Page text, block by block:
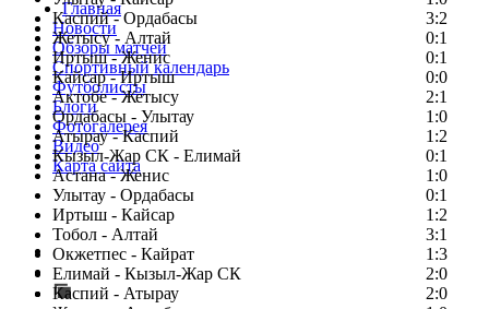
Каспий - Ордабасы
3:2
Жетысу - Алтай
0:1
Иртыш - Женис
0:1
Кайсар - Иртыш
0:0
Актобе - Жетысу
2:1
Ордабасы - Улытау
1:0
Атырау - Каспий
1:2
Кызыл-Жар СК - Елимай
0:1
Астана - Женис
1:0
Улытау - Ордабасы
0:1
Иртыш - Кайсар
1:2
Тобол - Алтай
3:1
Окжетпес - Кайрат
1:3
Елимай - Кызыл-Жар СК
2:0
Каспий - Атырау
2:0
Главная
Новости
Обзоры матчей
Спортивный календарь
Футболисты
Блоги
Фотогалерея
Видео
Карта сайта
Есть идея?
Сообщить о мероприятии
Перейти на старый сайт